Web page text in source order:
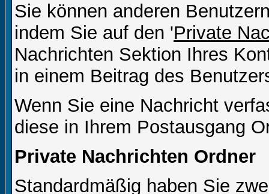
Sie können anderen
indem Sie auf den 'Private
Nachrichten Sektion Ihres
in einem Beitrag des
Wenn Sie eine Nachricht
diese in Ihrem Postausgang
Private Nachrichten Ordner
Standardmäßig haben Sie